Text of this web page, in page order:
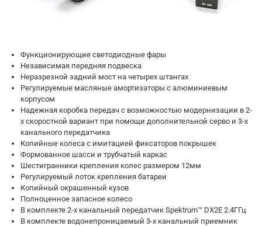
Функционирующие светодиодные фары
Независимая передняя подвеска
Неразрезной задний мост на четырех штангах
Регулируемые масляные амортизаторы с алюминиевым
корпусом
Надежная коробка передач с возможностью модернизации в 2-
х скоростной вариант при помощи дополнительной серво и 3-х
канального передатчика
Копийные колеса с имитацией фиксаторов покрышек
Формованное шасси и трубчатый каркас
Шестигранники крепления колес размером 12мм
Регулируемый лоток крепления батареи
Копийный окрашенный кузов
Полноценное запасное колесо
В комплекте 2-х канальный передатчик Spektrum™ DX2E 2.4ГГц
В комплекте водонепроницаемый 3-х канальный приемник